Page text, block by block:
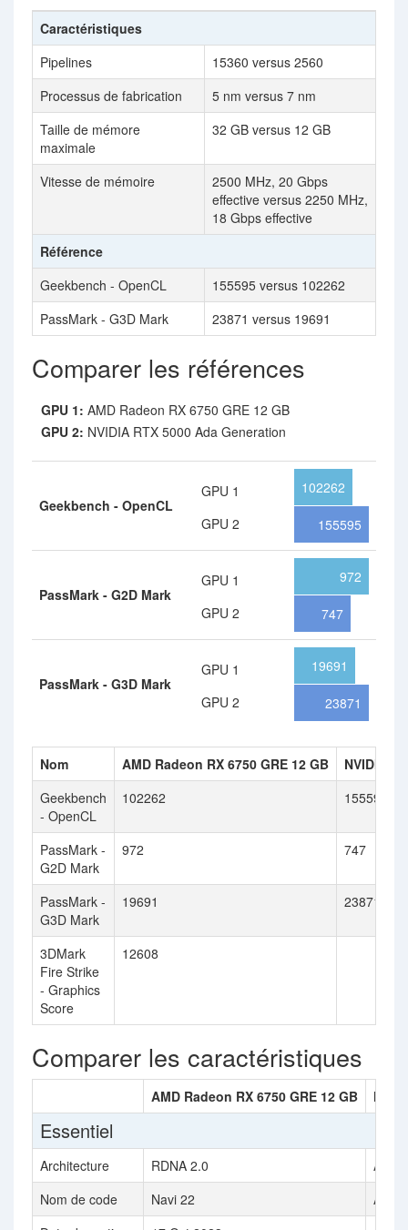
Caractéristiques
Pipelines
15360 versus 2560
Processus de fabrication
5 nm versus 7 nm
Taille de mémore
maximale
32 GB versus 12 GB
Vitesse de mémoire
2500 MHz, 20 Gbps
effective versus 2250 MHz,
18 Gbps effective
Référence
Geekbench - OpenCL
155595 versus 102262
PassMark - G3D Mark
23871 versus 19691
Comparer les références
GPU 1: AMD Radeon RX 6750 GRE 12 GB
GPU 2: NVIDIA RTX 5000 Ada Generation
Geekbench - OpenCL
GPU 1
GPU 2
102262
155595
PassMark - G2D Mark
GPU 1
GPU 2
972
747
PassMark - G3D Mark
GPU 1
GPU 2
19691
23871
Nom AMD Radeon RX 6750 GRE 12 GB
NVIDIA
Geekbench
- OpenCL
102262 155595
PassMark -
G2D Mark
972 747
PassMark -
G3D Mark
19691 23871
3DMark
Fire Strike
- Graphics
Score
12608
Comparer les caractéristiques
AMD Radeon RX 6750 GRE 12 GB
Essentiel
Architecture RDNA 2.0
Ada
Nom de code
Navi 22